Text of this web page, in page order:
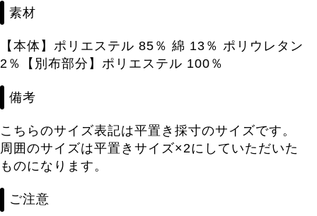
素材
【本体】ポリエステル 85％ 綿 13％ ポリウレタン
2％【別布部分】ポリエステル 100％
備考
こちらのサイズ表記は平置き採寸のサイズです。
周囲のサイズは平置きサイズ×2にしていただいた
ものになります。
ご注意